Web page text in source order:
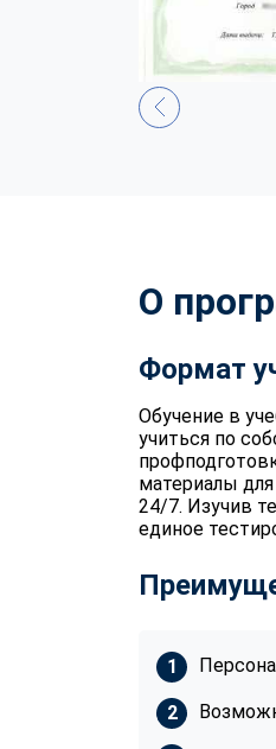
О
Формат
Обучение в
учиться по
материалы
24/7. Изучив
единое